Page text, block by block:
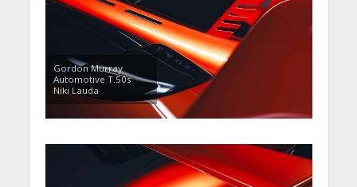
Gordon Murray
Automotive T.50s
Niki Lauda